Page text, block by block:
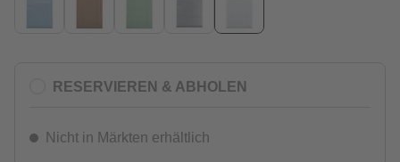
RESERVIEREN & ABHOLEN
Nicht in Märkten erhältlich